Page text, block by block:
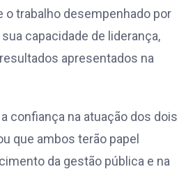
trabalho desempenhado por
capacidade de liderança,
apresentados na
confiança na atuação dos dois
que ambos terão papel
da gestão pública e na